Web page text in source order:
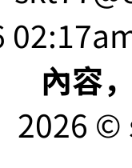
內容
2026 ©